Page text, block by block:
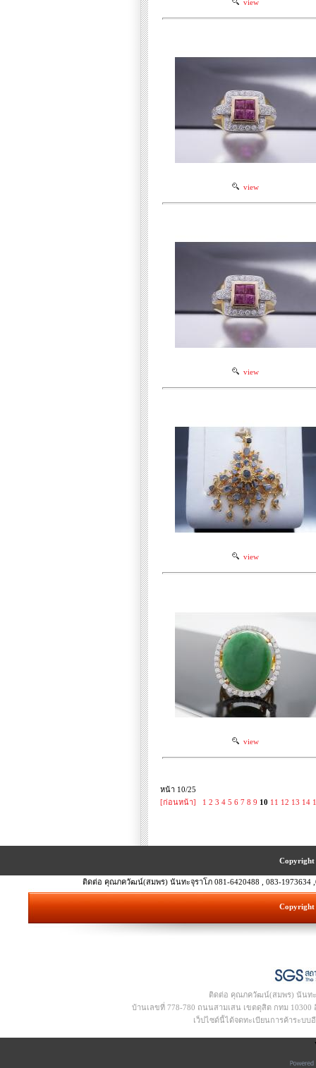
view
view
view
view
view
หน้า 10/25
[ก่อนหน้า]
1 2 3 4 5 6 7 8 9 10 11 12 13 14
Copyright
ติดต่อ คุณภควัฒน์(สมพร) นันทะจุราโภ 081-6420488 , 083-1973634
Copyright
ติดต่อ คุณภควัฒน์(สมพร) นันทะจุ
บ้านเลขที่ 778-780 ถนนสามเสน เขตดุสิต กทม 10300 อี
เว็ปไซด์นี้ได้จดทะเบียนการค้าระบบ